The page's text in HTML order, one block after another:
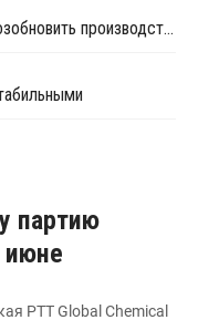
Sinopec Jiujiang планирует 8 ноября возобновить производство стирола в провинции Цзянси
партию
июне
PTT Global Chemical